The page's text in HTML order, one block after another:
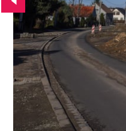
Przejdź do poprzedniego